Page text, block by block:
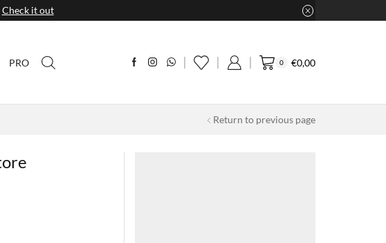
Check it out
PRO 0 €0,00
Return to previous page